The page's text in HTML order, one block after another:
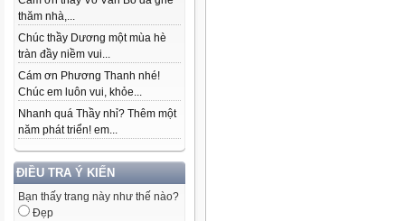
thăm nhà,...
Chúc thầy Dương một mùa hè
tràn đầy niềm vui...
Cám ơn Phương Thanh nhé!
Chúc em luôn vui, khỏe...
Nhanh quá Thầy nhỉ? Thêm một
năm phát triển! em...
ĐIỀU TRA Ý KIẾN
Bạn thấy trang này như thế nào?
Đẹp